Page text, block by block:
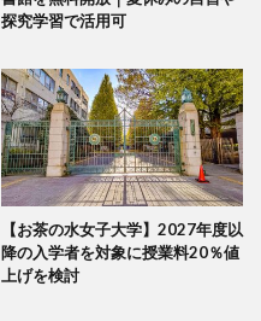
探究学習で活用可
【お茶の水女子大学】2027年度以
降の入学者を対象に授業料20％値
上げを検討